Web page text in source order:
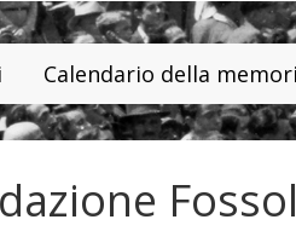
Calendario della